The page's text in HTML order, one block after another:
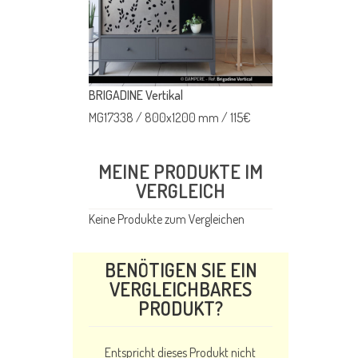
BRIGADINE Vertikal
MG17338 / 800x1200 mm /115€
MEINE PRODUKTE IM
VERGLEICH
Keine Produkte zum Vergleichen
BENÖTIGEN SIE EIN
VERGLEICHBARES
PRODUKT?
Entspricht dieses Produkt nicht